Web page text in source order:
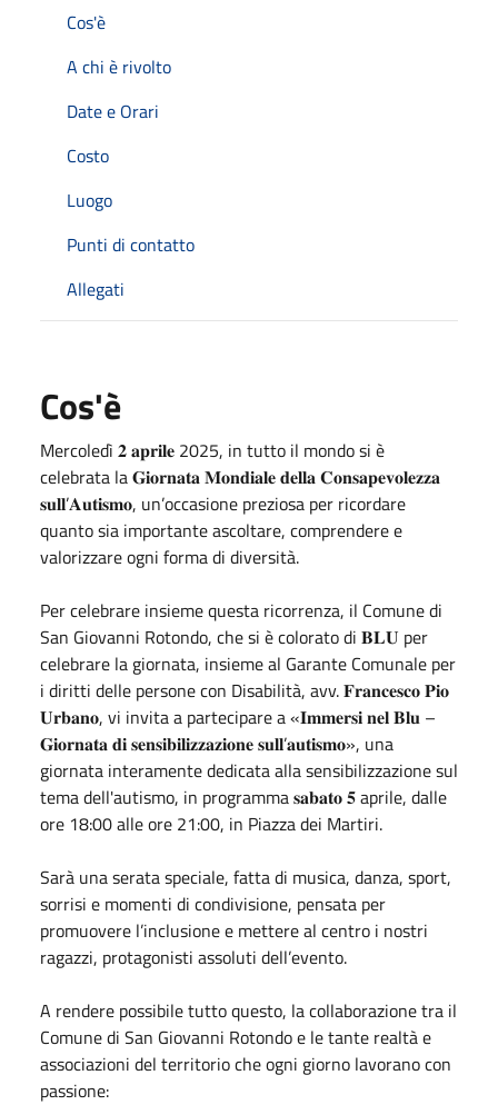
Cos'è
A chi è rivolto
Date e Orari
Costo
Luogo
Punti di contatto
Allegati
Cos'è
Mercoledì 𝟐 𝐚𝐩𝐫𝐢𝐥𝐞 2025, in tutto il mondo si è
celebrata la 𝐆𝐢𝐨𝐫𝐧𝐚𝐭𝐚 𝐌𝐨𝐧𝐝𝐢𝐚𝐥𝐞 𝐝𝐞𝐥𝐥𝐚 𝐂𝐨𝐧𝐬𝐚𝐩𝐞𝐯𝐨𝐥𝐞𝐳𝐳𝐚
𝐬𝐮𝐥𝐥’𝐀𝐮𝐭𝐢𝐬𝐦𝐨, un’occasione preziosa per ricordare
quanto sia importante ascoltare, comprendere e
valorizzare ogni forma di diversità.
Per celebrare insieme questa ricorrenza, il Comune di
San Giovanni Rotondo, che si è colorato di 𝐁𝐋𝐔 per
celebrare la giornata, insieme al Garante Comunale per
i diritti delle persone con Disabilità, avv. 𝐅𝐫𝐚𝐧𝐜𝐞𝐬𝐜𝐨 𝐏𝐢𝐨
𝐔𝐫𝐛𝐚𝐧𝐨, vi invita a partecipare a «𝐈𝐦𝐦𝐞𝐫𝐬𝐢 𝐧𝐞𝐥 𝐁𝐥𝐮 –
𝐆𝐢𝐨𝐫𝐧𝐚𝐭𝐚 𝐝𝐢 𝐬𝐞𝐧𝐬𝐢𝐛𝐢𝐥𝐢𝐳𝐳𝐚𝐳𝐢𝐨𝐧𝐞 𝐬𝐮𝐥𝐥’𝐚𝐮𝐭𝐢𝐬𝐦𝐨», una
giornata interamente dedicata alla sensibilizzazione sul
tema dell'autismo, in programma 𝐬𝐚𝐛𝐚𝐭𝐨 𝟓 aprile, dalle
ore 18:00 alle ore 21:00, in Piazza dei Martiri.
Sarà una serata speciale, fatta di musica, danza, sport,
sorrisi e momenti di condivisione, pensata per
promuovere l’inclusione e mettere al centro i nostri
ragazzi, protagonisti assoluti dell’evento.
A rendere possibile tutto questo, la collaborazione tra il
Comune di San Giovanni Rotondo e le tante realtà e
associazioni del territorio che ogni giorno lavorano con
passione: